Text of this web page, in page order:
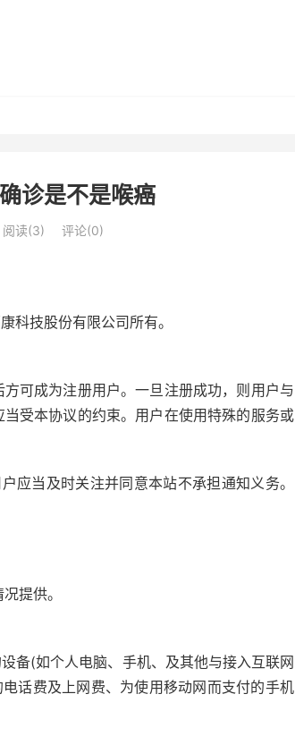
诊是不是喉癌
阅读(3) 评论(0)
科技股份有限公司所有。
可成为注册用户。一旦注册成功，则用户与
受本协议的约束。用户在使用特殊的服务或
应当及时关注并同意本站不承担通知义务。
提供。
备(如个人电脑、手机、及其他与接入互联网
话费及上网费、为使用移动网而支付的手机